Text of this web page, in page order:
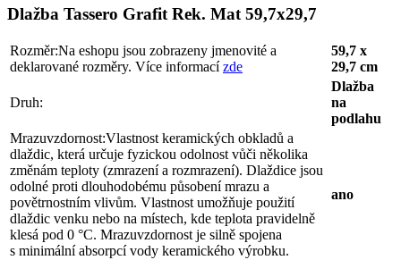
Dlažba Tassero Grafit Rek. Mat 59,7x29,7
Rozměr:Na eshopu jsou zobrazeny jmenovité a
deklarované rozměry. Více informacízde
59,7 x
29,7 cm
Druh:
Dlažba
na
podlahu
Mrazuvzdornost:Vlastnost keramických obkladů a
dlaždic, která určuje fyzickou odolnost vůči několika
změnám teploty (zmrazení a rozmrazení). Dlaždice jsou
odolné proti dlouhodobému působení mrazu a
povětrnostním vlivům. Vlastnost umožňuje použití
dlaždic venku nebo na místech, kde teplota pravidelně
klesá pod 0 °C. Mrazuvzdornost je silně spojena
s minimální absorpcí vody keramického výrobku.
ano